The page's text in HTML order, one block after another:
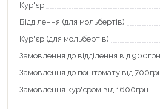
щоб
зекономити
та
отримати
переваги!
картою
єКнига
–
«Національний
кешбек»
та
отримуйте
повернення
Економте
більше
разом
Кур'єр
Відділення (для мольбертів)
Кур'єр (для мольбертів)
Замовлення до відділення від 900грн
Замовлення до поштомату від
Замовлення кур'єром від 1600грн